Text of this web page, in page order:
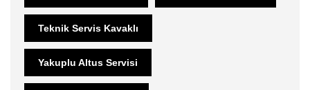
Teknik Servis Kavaklı
Yakuplu Altus Servisi